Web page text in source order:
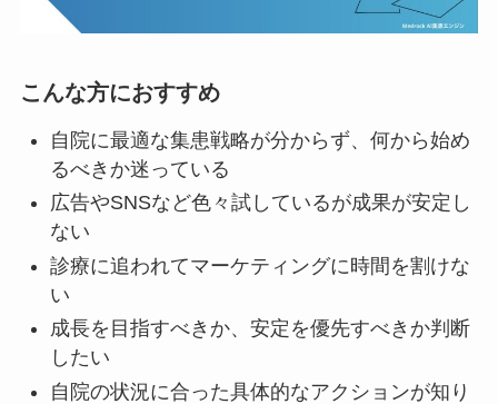
こんな方におすすめ
自院に最適な集患戦略が分からず、何から始め
るべきか迷っている
広告やSNSなど色々試しているが成果が安定し
ない
診療に追われてマーケティングに時間を割けな
い
成長を目指すべきか、安定を優先すべきか判断
したい
自院の状況に合った具体的なアクションが知り